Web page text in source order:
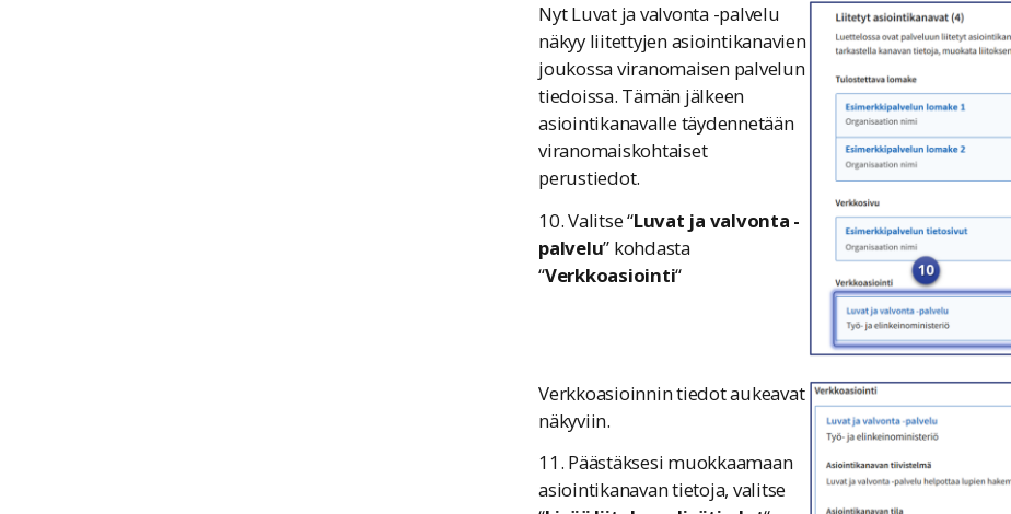
Nyt Luvat ja valvonta -palvelu
näkyy liitettyjen asiointikanavien
joukossa viranomaisen palvelun
tiedoissa. Tämän jälkeen
asiointikanavalle täydennetään
viranomaiskohtaiset
perustiedot.
10. Valitse “Luvat ja valvonta -
palvelu” kohdasta
“Verkkoasiointi“
Verkkoasioinnin tiedot aukeavat
näkyviin.
11. Päästäksesi muokkaamaan
asiointikanavan tietoja, valitse